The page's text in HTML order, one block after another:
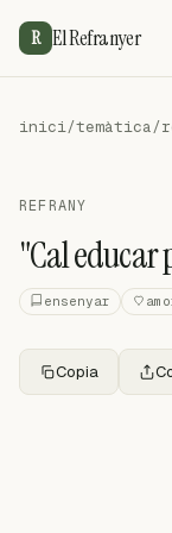
R El Refranyer
inici/temàtica/
REFRANY
"Cal educar
ensenyar
Copia